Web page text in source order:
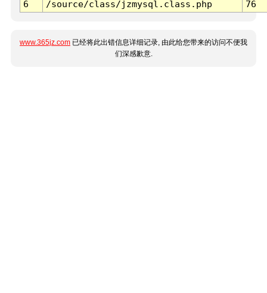
6
/source/class/jzmysql.class.php 76
www.365jz.com 已经将此出错信息详细记录, 由此给您带来的访问不便我
们深感歉意.